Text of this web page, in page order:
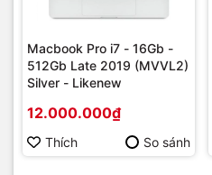
Macbook Pro i7 - 16Gb -
512Gb Late 2019 (MVVL2)
Silver - Likenew
12.000.000₫
Thích So sánh